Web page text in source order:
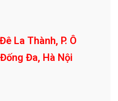
La Thành, P. Ô
Đa, Hà Nội